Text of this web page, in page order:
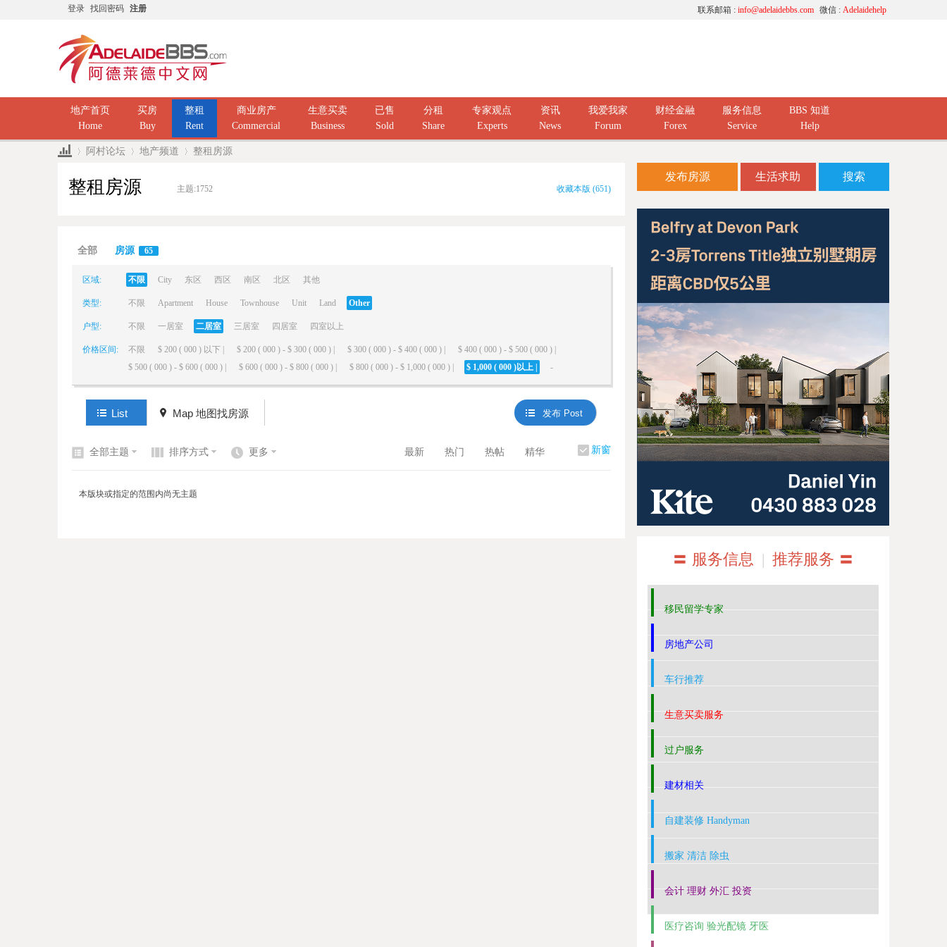
登录 找回密码 注册 微信 : Adelaidehelp
联系邮箱 : info@adelaidebbs.com
地产首页
Home
买房
Buy
整租
Rent
商业房产
Commercial
生意买卖
Business
已售
Sold
分租
Share
专家观点
Experts
资讯
News
我爱我家
Forum
财经金融
Forex
服务信息
Service
BBS 知道
Help
阿村论坛 地产频道 整租房源
整租房源 主题:1752 收藏本版 (651)
全部 房源 65
区域: 不限 City 东区 西区 南区 北区 其他
类型: 不限 Apartment House Townhouse Unit Land Other
户型: 不限 一居室 二居室 三居室 四居室 四室以上
价格区间: 不限 $ 200 ( 000 ) 以下 | $ 200 ( 000 ) - $ 300 ( 000 ) | $ 300 ( 000 ) - $ 400 ( 000 ) |
$ 400 ( 000 ) - $ 500 ( 000 ) |
$ 500 ( 000 ) - $ 600 ( 000 ) |
$ 600 ( 000 ) - $ 800 ( 000 ) | $ 800 ( 000 ) - $ 1,000 ( 000 ) | $ 1,000 ( 000 )以上 | -
List Map 地图找房源 发布 Post
新窗
全部主题 排序方式 更多 最新 热门 热帖 精华
本版块或指定的范围内尚无主题
发布房源 生活求助 搜索
〓 服务信息 | 推荐服务 〓
移民留学专家
房地产公司
车行推荐
生意买卖服务
过户服务
建材相关
自建装修 Handyman
搬家 清洁 除虫
会计 理财 外汇 投资
医疗咨询 验光配镜 牙医